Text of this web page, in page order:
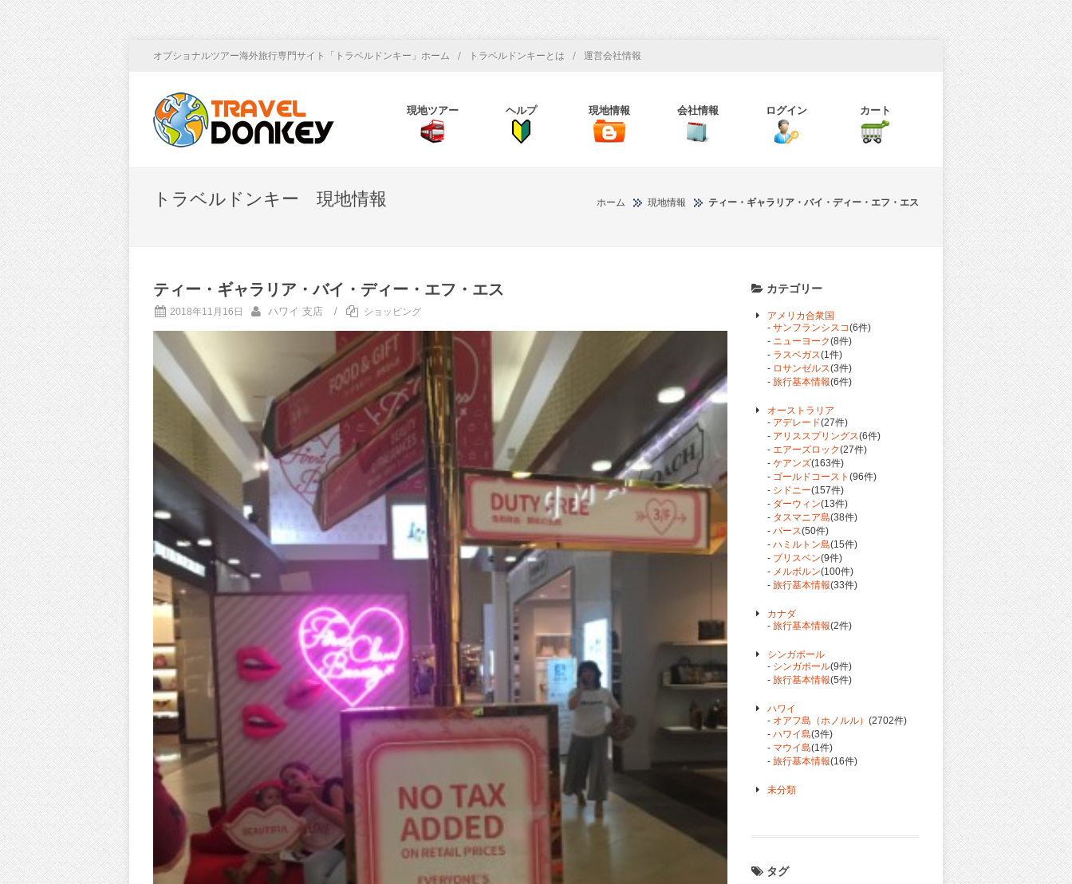
オプショナルツアー海外旅行専門サイト「トラベルドンキー」ホーム / トラベルドンキーとは / 運営会社情報
現地ツアー ヘルプ 現地情報 会社情報 ログイン カート
トラベルドンキー 現地情報 ホーム 現地情報 ティー・ギャラリア・バイ・ディー・エフ・エス
ティー・ギャラリア・バイ・ディー・エフ・エス
2018年11月16日 ハワイ 支店 / ショッピング
カテゴリー
アメリカ合衆国
- サンフランシスコ(6件)
- ニューヨーク(8件)
- ラスベガス(1件)
- ロサンゼルス(3件)
- 旅行基本情報(6件)
オーストラリア
- アデレード(27件)
- アリススプリングス(6件)
- エアーズロック(27件)
- ケアンズ(163件)
- ゴールドコースト (96件)
- シドニー(157件)
- ダーウィン(13件)
- タスマニア島(38件)
- パース(50件)
- ハミルトン島(15件)
- ブリスベン(9件)
- メルボルン(100件)
- 旅行基本情報(33件)
カナダ
- 旅行基本情報(2件)
シンガポール
- シンガポール(9件)
- 旅行基本情報(5件)
ハワイ
- オアフ島（ホノルル） (2702件)
- ハワイ島(3件)
- マウイ島(1件)
- 旅行基本情報(16件)
未分類
タグ